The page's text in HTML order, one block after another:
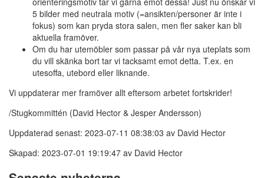
5 bilder med neutrala motiv (=ansikten/personer är inte i
fokus) som kan pryda stora salen, men fler saker kan bli
aktuella framöver.
Om du har utemöbler som passar på vår nya uteplats som
du vill skänka bort tar vi tacksamt emot detta. T.ex. en
utesoffa, utebord eller liknande.
Vi uppdaterar mer framöver allt eftersom arbetet fortskrider!
/Stugkommittén (David Hector & Jesper Andersson)
Uppdaterad senast: 2023-07-11 08:38:03 av David Hector
Skapad: 2023-07-01 19:19:47 av David Hector